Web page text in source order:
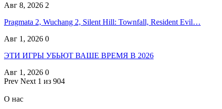
Авг 8, 2026 2
Pragmata 2, Wuchang 2, Silent Hill: Townfall, Resident Evil…
Авг 1, 2026 0
ЭТИ ИГРЫ УБЬЮТ ВАШЕ ВРЕМЯ В 2026
Авг 1, 2026 0
Prev Next 1 из 904
О нас